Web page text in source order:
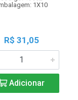
1X10
R$ 31,05
Adicionar